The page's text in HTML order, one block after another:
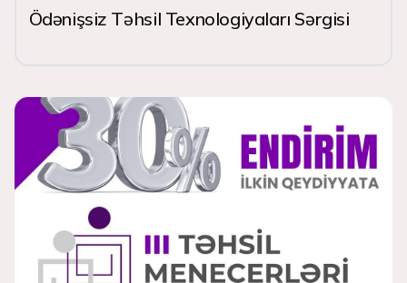
Ödənişsiz Təhsil Texnologiyaları Sərgisi